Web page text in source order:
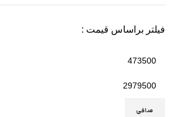
فیلتر براساس قیمت :
صافی